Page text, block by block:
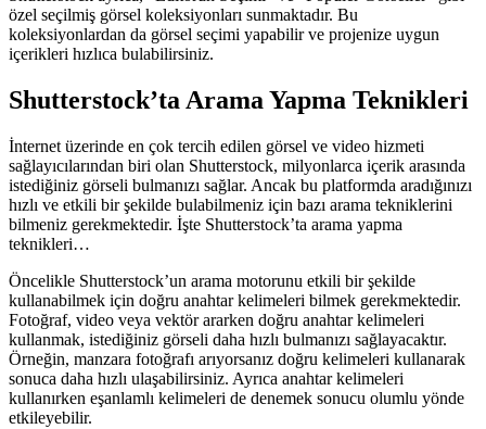
özel seçilmiş görsel koleksiyonları sunmaktadır. Bu
koleksiyonlardan da görsel seçimi yapabilir ve projenize uygun
içerikleri hızlıca bulabilirsiniz.
Shutterstock’ta Arama Yapma Teknikleri
İnternet üzerinde en çok tercih edilen görsel ve video hizmeti
sağlayıcılarından biri olan Shutterstock, milyonlarca içerik arasında
istediğiniz görseli bulmanızı sağlar. Ancak bu platformda aradığınızı
hızlı ve etkili bir şekilde bulabilmeniz için bazı arama tekniklerini
bilmeniz gerekmektedir. İşte Shutterstock’ta arama yapma
teknikleri…
Öncelikle Shutterstock’un arama motorunu etkili bir şekilde
kullanabilmek için doğru anahtar kelimeleri bilmek gerekmektedir.
Fotoğraf, video veya vektör ararken doğru anahtar kelimeleri
kullanmak, istediğiniz görseli daha hızlı bulmanızı sağlayacaktır.
Örneğin, manzara fotoğrafı arıyorsanız doğru kelimeleri kullanarak
sonuca daha hızlı ulaşabilirsiniz. Ayrıca anahtar kelimeleri
kullanırken eşanlamlı kelimeleri de denemek sonucu olumlu yönde
etkileyebilir.